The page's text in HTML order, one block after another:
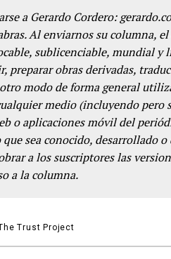
a Gerardo Cordero:
Al enviarnos su columna,
sublicenciable, mundial y
preparar obras derivadas,
modo de forma general
medio (incluyendo pero
o aplicaciones móvil del
sea conocido, desarrollado
a los suscriptores las
a la columna.